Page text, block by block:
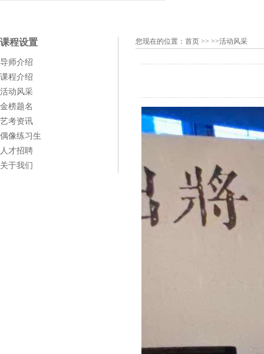
课程设置
导师介绍
课程介绍
活动风采
金榜题名
艺考资讯
偶像练习生
人才招聘
关于我们
您现在的位置： 首页 >> >>活动风采